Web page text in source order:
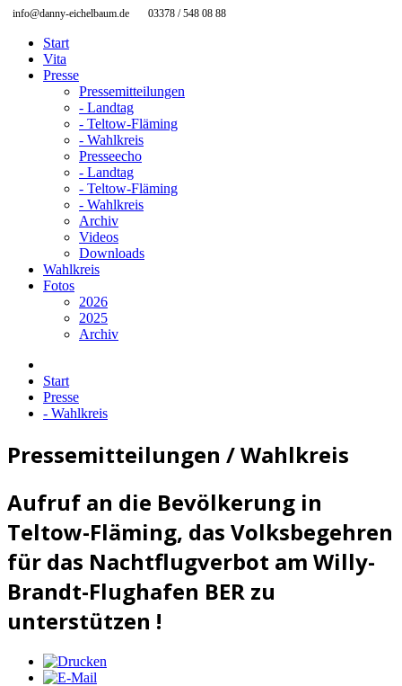
info@danny-eichelbaum.de 03378 / 548 08 88
Start
Vita
Presse
Pressemitteilungen
- Landtag
- Teltow-Fläming
- Wahlkreis
Presseecho
- Landtag
- Teltow-Fläming
- Wahlkreis
Archiv
Videos
Downloads
Wahlkreis
Fotos
2026
2025
Archiv
Start
Presse
- Wahlkreis
Pressemitteilungen / Wahlkreis
Aufruf an die Bevölkerung in
Teltow-Fläming, das Volksbegehren
für das Nachtflugverbot am Willy-
Brandt-Flughafen BER zu
unterstützen !